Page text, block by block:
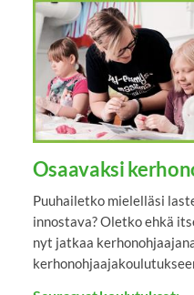
Osaavaksi
Puuhailetko mielelläsi
innostava? Oletko ehkä
nyt jatkaa